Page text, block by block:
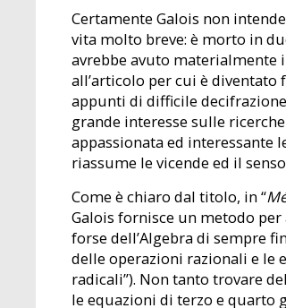
Certamente Galois non
vita molto breve: è morto in
avrebbe avuto materialmente
all’articolo per cui è
appunti di difficile
grande interesse sulle
appassionata ed interessante
riassume le vicende ed il
Come è chiaro dal titolo, in “
Galois fornisce un metodo
forse dell’Algebra di sempre
delle operazioni razionali e le
radicali”). Non tanto trovare
le equazioni di terzo e